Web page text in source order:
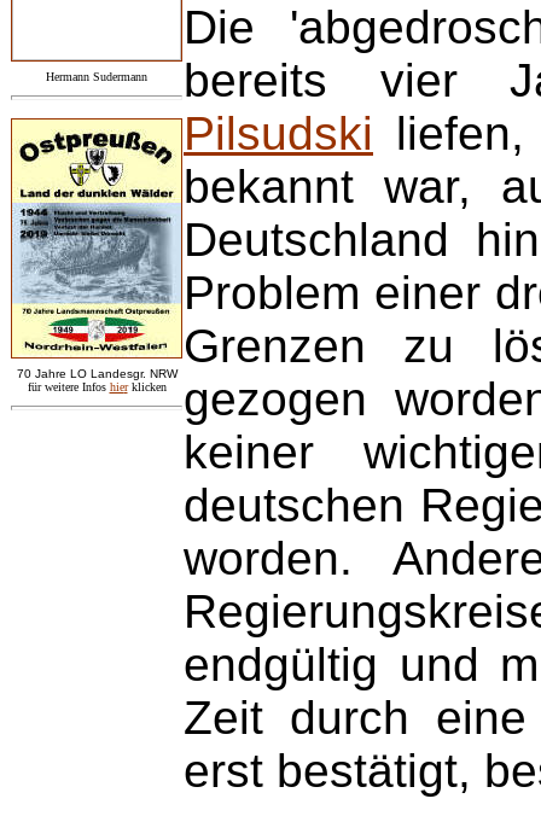
Hermann Sudermann
70 Jahre LO Landesgr. NRW
für weitere Infos hier klicken
Die
bereits vier
Pilsudski
bekannt war,
Deutschland
Problem einer
Grenzen zu
gezogen
keiner
deutschen
worden.
endgültig und
Zeit durch eine
erst bestätigt,